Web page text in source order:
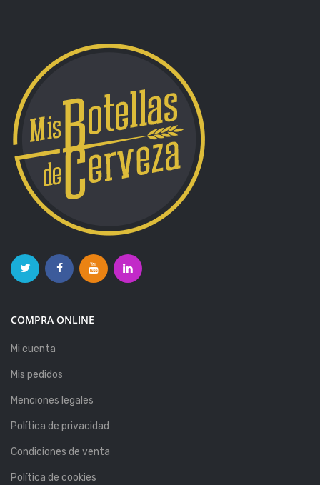
COMPRA ONLINE
Mi cuenta
Mis pedidos
Menciones legales
Política de privacidad
Condiciones de venta
Política de cookies